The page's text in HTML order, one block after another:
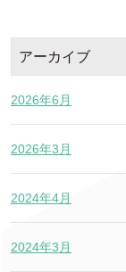
アーカイブ
2026年6月
2026年3月
2024年4月
2024年3月